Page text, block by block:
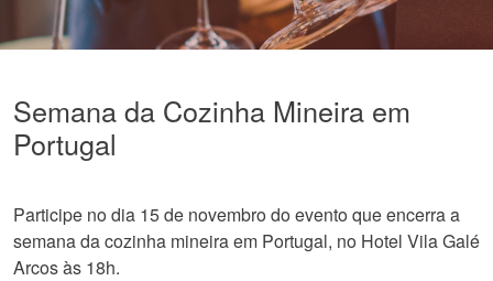
Semana da Cozinha Mineira em
Portugal
Participe no dia 15 de novembro do evento que encerra a
semana da cozinha mineira em Portugal, no Hotel Vila Galé
Arcos às 18h.